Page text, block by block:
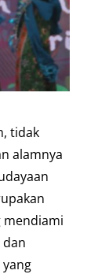
tidak
alamnya
mendiami
dan